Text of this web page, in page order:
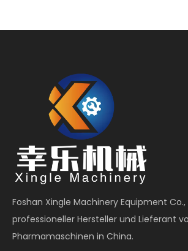
Foshan Xingle Machinery Equipment Co.,
professioneller Hersteller und Lieferant
Pharmamaschinen in China.